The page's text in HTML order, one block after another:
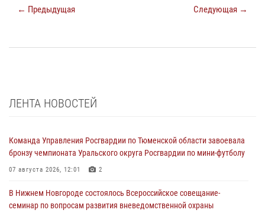
← Предыдущая Следующая →
ЛЕНТА НОВОСТЕЙ
Команда Управления Росгвардии по Тюменской области завоевала
бронзу чемпионата Уральского округа Росгвардии по мини-футболу
07 августа 2026, 12:01 2
В Нижнем Новгороде состоялось Всероссийское совещание-
семинар по вопросам развития вневедомственной охраны